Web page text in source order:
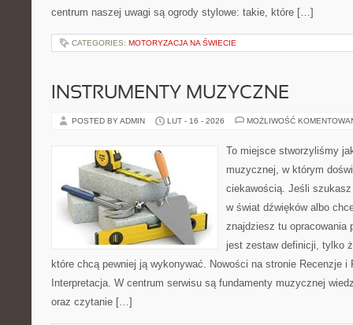
centrum naszej uwagi są ogrody stylowe: takie, które […]
CATEGORIES: MOTORYZACJA NA ŚWIECIE
INSTRUMENTY MUZYCZNE
POSTED BY ADMIN LUT - 16 - 2026 MOŻLIWOŚĆ
To miejsce stworzyliśmy
muzycznej, w którym
ciekawością. Jeśli
w świat dźwięków albo
znajdziesz tu opracowania
jest zestaw definicji, tylko
które chcą pewniej ją wykonywać. Nowości na stronie Recenzje i
Interpretacja. W centrum serwisu są fundamenty muzycznej
oraz czytanie […]